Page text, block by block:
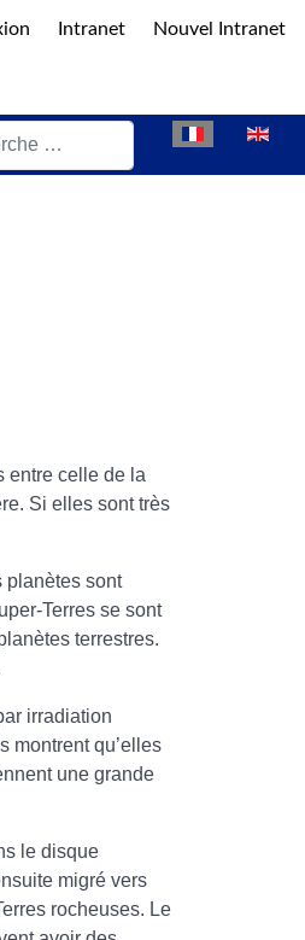
Intranet Nouvel Intranet
Sélectionnez
entre celle de la
Si elles sont très
planètes sont
Terres se sont
terrestres.
irradiation
montrent qu’elles
une grande
le disque
migré vers
rocheuses. Le